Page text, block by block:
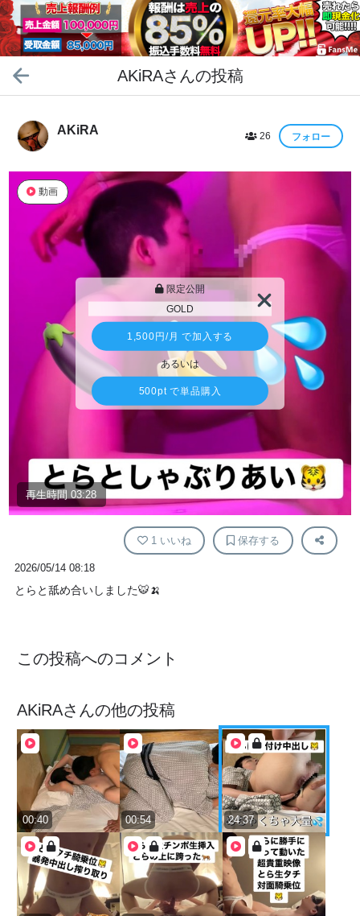
AKiRAさんの投稿
AKiRA 26 フォロー
動画
限定公開
GOLD
1,500円/月 で加入する
あるいは
500ptで単品購入
再生時間 03:28
1 いいね 保存する
2026/05/14 08:18
とらと舐め合いしました🐯🍌
この投稿へのコメント
AKiRAさんの他の投稿
00:40 00:54 24:37